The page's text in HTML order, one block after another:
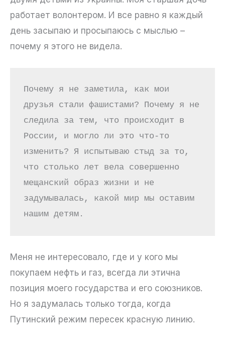
работает волонтером. И все равно я каждый
день засыпаю и просыпаюсь с мыслью –
почему я этого не видела.
Почему я не заметила, как мои
друзья стали фашистами? Почему я не
следила за тем, что происходит в
России, и могло ли это что-то
изменить? Я испытываю стыд за то,
что столько лет вела совершенно
мещанский образ жизни и не
задумывалась, какой мир мы оставим
нашим детям.
Меня не интересовало, где и у кого мы
покупаем нефть и газ, всегда ли этична
позиция моего государства и его союзников.
Но я задумалась только тогда, когда
Путинский режим пересек красную линию.